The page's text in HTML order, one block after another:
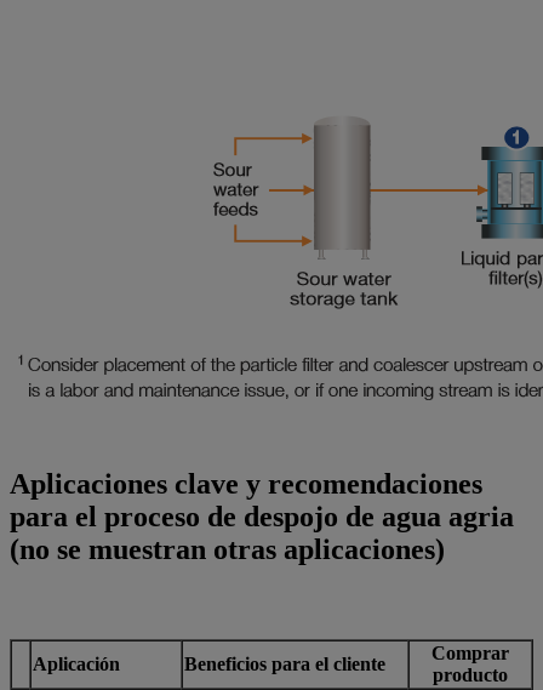
Aplicaciones clave y recomendaciones
para el proceso de despojo de agua agria
(no se muestran otras aplicaciones)
Aplicación Beneficios para el cliente
Comprar
producto